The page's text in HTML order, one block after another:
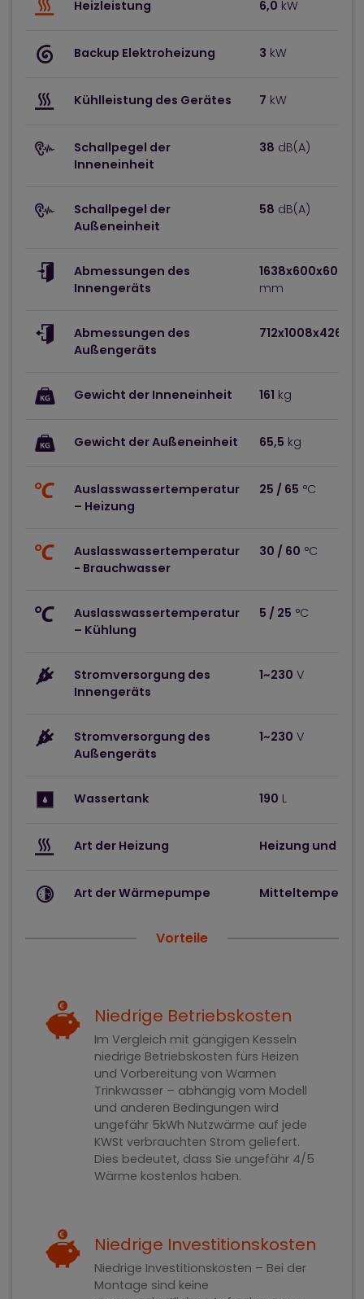
Heizleistung 6,0 kW
Backup Elektroheizung 3 kW
Kühlleistung des Gerätes 7 kW
Schallpegel der
Inneneinheit
38 dB(A)
Schallpegel der
Außeneinheit
58 dB(A)
Abmessungen des
Innengeräts
1638x600x600
mm
Abmessungen des
Außengeräts
712x1008x426
Gewicht der Inneneinheit 161 kg
Gewicht der Außeneinheit 65,5 kg
Auslasswassertemperatur
– Heizung
25 / 65 °C
Auslasswassertemperatur
- Brauchwasser
30 / 60 °C
Auslasswassertemperatur
– Kühlung
5 / 25 °C
Stromversorgung des
Innengeräts
1~230 V
Stromversorgung des
Außengeräts
1~230 V
Wassertank 190 L
Art der Heizung Heizung und
Art der Wärmepumpe
Vorteile
Niedrige Betriebskosten
Im Vergleich mit gängigen Kesseln
niedrige Betriebskosten fürs Heizen
und Vorbereitung von Warmen
Trinkwasser – abhängig vom Modell
und anderen Bedingungen wird
ungefähr 5kWh Nutzwärme auf jede
KWSt verbrauchten Strom geliefert.
Dies bedeutet, dass Sie ungefähr 4/5
Wärme kostenlos haben.
Niedrige Investitionskosten
Niedrige Investitionskosten – Bei der
Montage sind keine